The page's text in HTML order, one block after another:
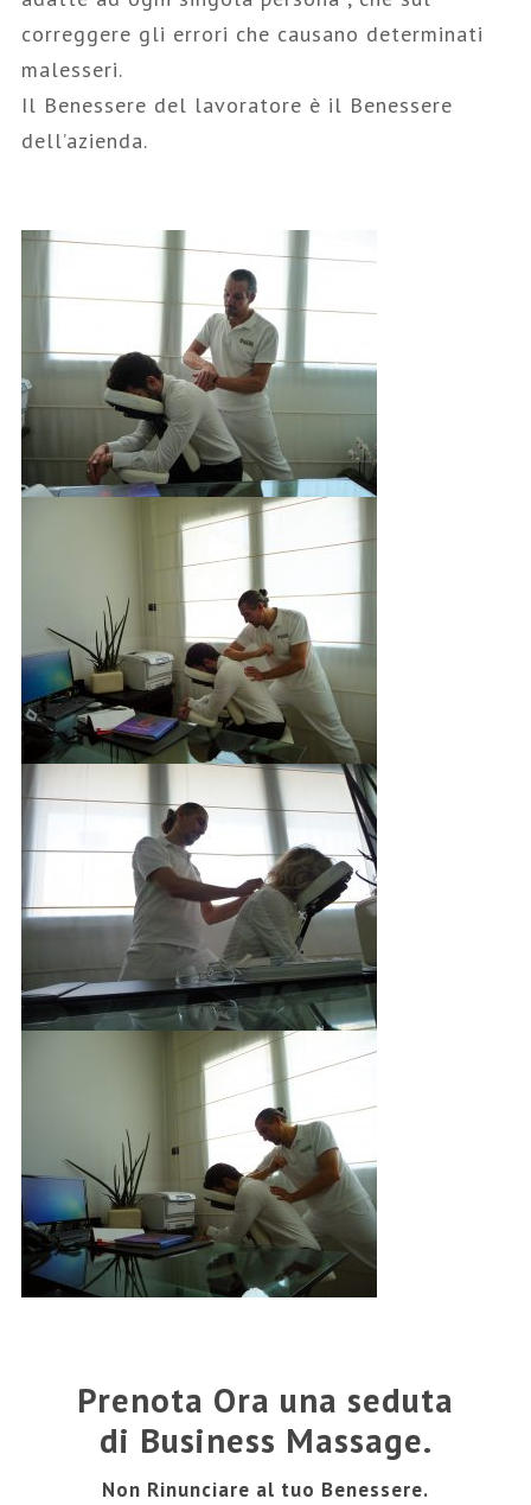
correggere gli errori che causano determinati
malesseri.
Il Benessere del lavoratore è il Benessere
dell’azienda.
Prenota Ora una seduta
di Business Massage.
Non Rinunciare al tuo Benessere.